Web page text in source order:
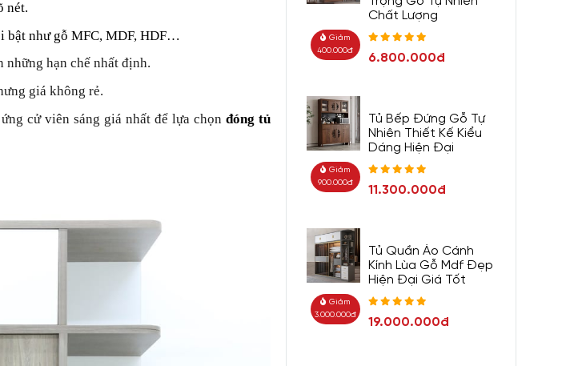
nét.
bật như gỗ MFC, MDF, HDF…
hạn chế nhất định.
giá không rẻ.
cử viên sáng giá nhất để lựa chọn đóng tủ
Giảm
400.000đ
Chất Lượng
6.800.000đ
Giảm
900.000đ
Tủ Bếp Đứng Gỗ Tự
Nhiên Thiết Kế Kiểu
Dáng Hiện Đại
11.300.000đ
Giảm
3.000.000đ
Tủ Quần Áo Cánh
Kính Lùa Gỗ Mdf Đẹp
Hiện Đại Giá Tốt
19.000.000đ